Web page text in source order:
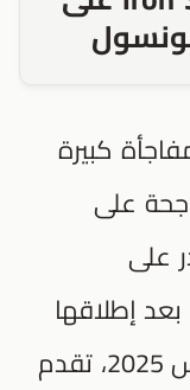
كبيرة
على
على
إطلاقها
في 21 مارس 2025، تقدم